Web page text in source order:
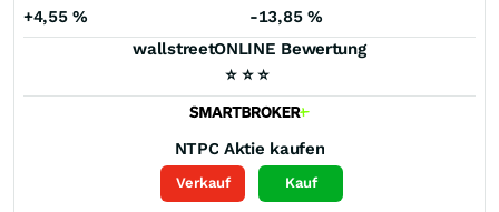
+4,55% -13,85 %
wallstreetONLINE Bewertung
⭐ ⭐ ⭐
NTPC Aktie kaufen
Verkauf Kauf